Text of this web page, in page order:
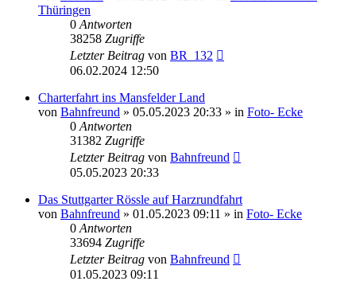
Thüringen
0 Antworten
38258 Zugriffe
Letzter Beitrag von BR_132
06.02.2024 12:50
Charterfahrt ins Mansfelder Land
von Bahnfreund » 05.05.2023 20:33 » in Foto- Ecke
0 Antworten
31382 Zugriffe
Letzter Beitrag von Bahnfreund
05.05.2023 20:33
Das Stuttgarter Rössle auf Harzrundfahrt
von Bahnfreund » 01.05.2023 09:11 » in Foto- Ecke
0 Antworten
33694 Zugriffe
Letzter Beitrag von Bahnfreund
01.05.2023 09:11